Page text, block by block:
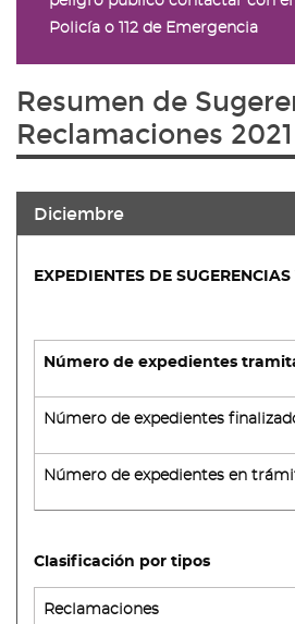
Policía o 112 de Emergencia
Resumen de
Reclamaciones 2021
Diciembre
EXPEDIENTES DE
Número de expedientes
Número de expedientes
Número de expedientes en
Clasificación por tipos
Reclamaciones